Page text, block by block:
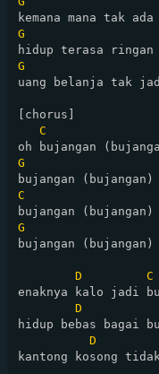
G
G
uang belanja tak
[chorus]
C
G
C
G
bujangan (bujangan)
D
C
enaknya kalo jadi
D
hidup bebas bagai
D
kantong kosong